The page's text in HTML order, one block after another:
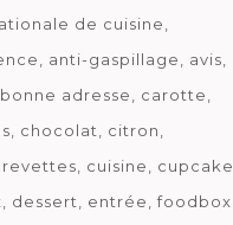
de cuisine
anti-gaspillage
avis
bonne adresse
carotte
chocolat
citron
cuisine
cupcake
dessert entrée
foodbox